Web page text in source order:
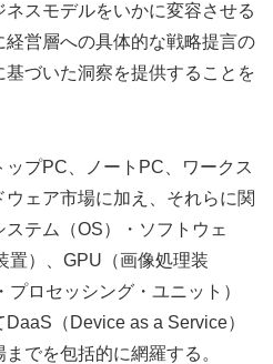
スモデルをいかに変容させる
営層への具体的な戦略提言の
づいた洞察を提供することを
プPC、ノートPC、ワークス
ェア市場に加え、それらに関
テム（OS）・ソフトウェ
置）、GPU（画像処理装
ロセッシング・ユニット）
（Device as a Service）
でを包括的に網羅する。